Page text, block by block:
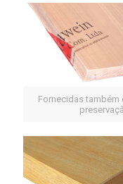
Fornecidas